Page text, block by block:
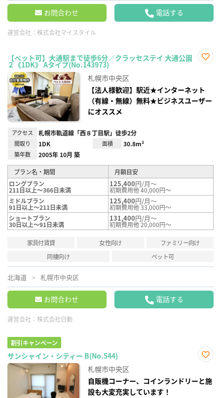
お問合わせ 電話する
運営会社： 株式会社マイスタイル
【ペット可】大通駅まで徒歩6分／クラッセステイ 大通公園
２《1DK》 Aタイプ(No.143973)
録
札幌市中央区
【法人様歓迎】駅近★インターネット
（有線・無線）無料★ビジネスユーザー
にオススメ
アクセス 札幌市軌道線「西８丁目駅」徒歩2分
間取り 1DK 面積 30.8m²
築年数 2005年 10月 築
プラン名・期間
月額目安
ロングプラン
211日以上～366日未満
125,400円/月～
初期費用他 40,000円～
ミドルプラン
91日以上～211日未満
125,400円/月～
初期費用他 33,000円～
ショートプラン
30日以上～91日未満
131,400円/月～
初期費用他 20,000円～
家具付賃貸 女性向け
ファミリー向け
同棲向け
ペット可
北海道 札幌市中央区
お問合わせ 電話する
運営会社： 株式会社日動
割引キャンペーン
サンシャイン・シティー B(No.544)
り登
録
札幌市中央区
自販機コーナー、コインランドリーと施
設も大変充実しています！